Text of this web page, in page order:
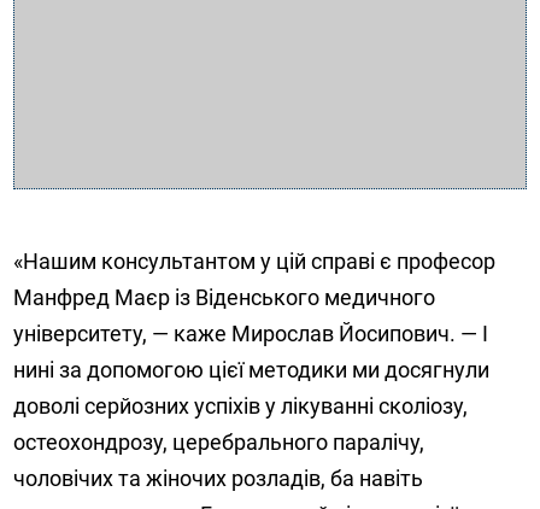
«Нашим консультантом у цій справі є професор
Манфред Маєр із Віденського медичного
університету, — каже Мирослав Йосипович. — І
нині за допомогою цієї методики ми досягнули
доволі серйозних успіхів у лікуванні сколіозу,
остеохондрозу, церебрального паралічу,
чоловічих та жіночих розладів, ба навіть